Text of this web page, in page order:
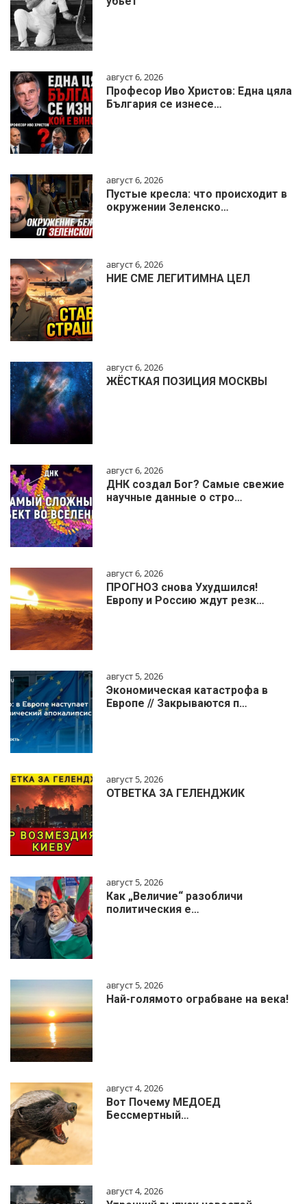
август 6, 2026
Професор Иво Христов: Една цяла
България се изнесе…
август 6, 2026
Пустые кресла: что происходит в
окружении Зеленско…
август 6, 2026
НИЕ СМЕ ЛЕГИТИМНА ЦЕЛ
август 6, 2026
ЖЁСТКАЯ ПОЗИЦИЯ МОСКВЫ
август 6, 2026
ДНК создал Бог? Самые свежие
научные данные о стро…
август 6, 2026
ПРОГНОЗ снова Ухудшился!
Европу и Россию ждут резк…
август 5, 2026
Экономическая катастрофа в
Европе // Закрываются п…
август 5, 2026
ОТВЕТКА ЗА ГЕЛЕНДЖИК
август 5, 2026
Как „Величие“ разобличи
политическия е…
август 5, 2026
Най-голямото ограбване на века!
август 4, 2026
Вот Почему МЕДОЕД
Бессмертный…
август 4, 2026